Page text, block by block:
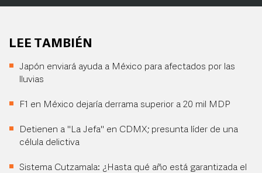
LEE TAMBIÉN
Japón enviará ayuda a México para afectados por las
lluvias
F1 en México dejaría derrama superior a 20 mil MDP
Detienen a "La Jefa" en CDMX; presunta líder de una
célula delictiva
Sistema Cutzamala: ¿Hasta qué año está garantizada el